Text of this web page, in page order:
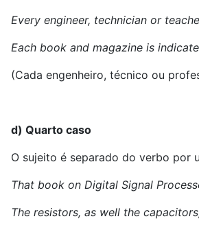
Every engineer, technician or
Each book and magazine is
(Cada engenheiro, técnico ou
d) Quarto caso
O sujeito é separado do verbo por
That book on Digital Signal
The resistors, as well the